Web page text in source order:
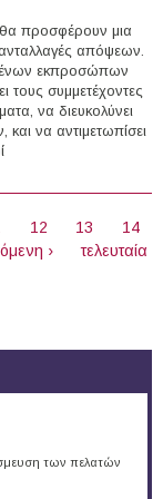
θα προσφέρουν μια
ανταλλαγές απόψεων.
εκπροσώπων
τους συμμετέχοντες
να διευκολύνει
να αντιμετωπίσει
Forum 2024
12 13
14
›
τελευταία
των πελατών